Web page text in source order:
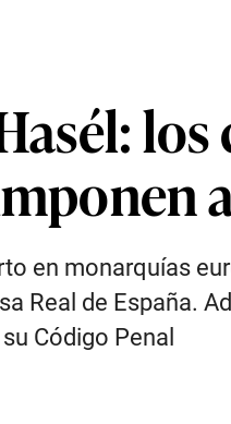
en monarquías
Real de España.
Código Penal